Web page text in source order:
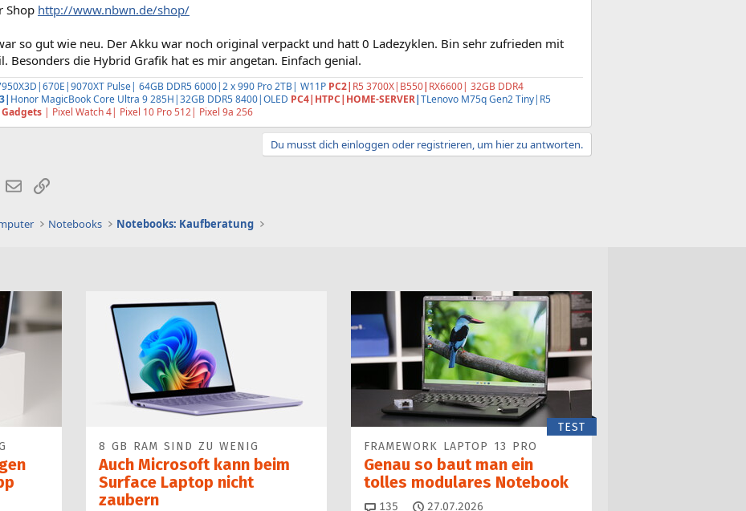
Shop http://www.nbwn.de/shop/
so gut wie neu. Der Akku war noch original verpackt und hatt 0 Ladezyklen. Bin sehr zufrieden mit
Besonders die Hybrid Grafik hat es mir angetan. Einfach genial.
Pulse| 64GB DDR5 6000|2 x 990 Pro 2TB| W11P PC2| R5 3700X|B550| RX6600| 32GB DDR4
Honor MagicBook Core Ultra 9 285H|32GB DDR5 8400|OLED PC4|HTPC|HOME-SERVER|TLenovo M75q Gen2 Tiny|R5
Gadgets | Pixel Watch 4| Pixel 10 Pro 512| Pixel 9a 256
Du musst dich einloggen oder registrieren, um hier zu antworten.
E-MailLink
Notebooks Notebooks: Kaufberatung
8 GB RAM SIND ZU WENIG
Auch Microsoft kann beim
Surface Laptop nicht
zaubern
TEST
FRAMEWORK LAPTOP 13 PRO
Genau so baut man ein
tolles modulares Notebook
135 Kommentare
27.07.2026